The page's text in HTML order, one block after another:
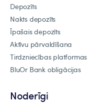
Depozīts
Nakts depozīts
Īpašais depozīts
Aktīvu pārvaldīšana
Tirdzniecības platformas
BluOr Bank obligācijas
Noderīgi